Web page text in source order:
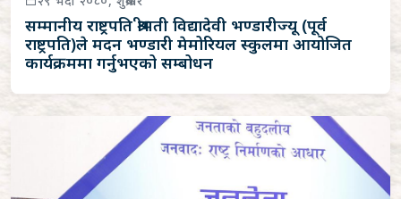
सम्मानीय राष्ट्रपति श्रीमती विद्यादेवी भण्डारीज्यू (पूर्व
राष्ट्रपति)ले मदन भण्डारी मेमोरियल स्कुलमा आयोजित
कार्यक्रममा गर्नुभएको सम्बोधन